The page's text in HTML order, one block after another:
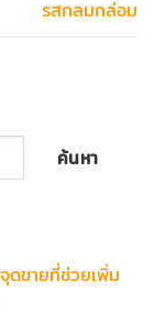
รสกลมกล่อม
ค้นหา
ดขายที่ช่วยเพิ่ม